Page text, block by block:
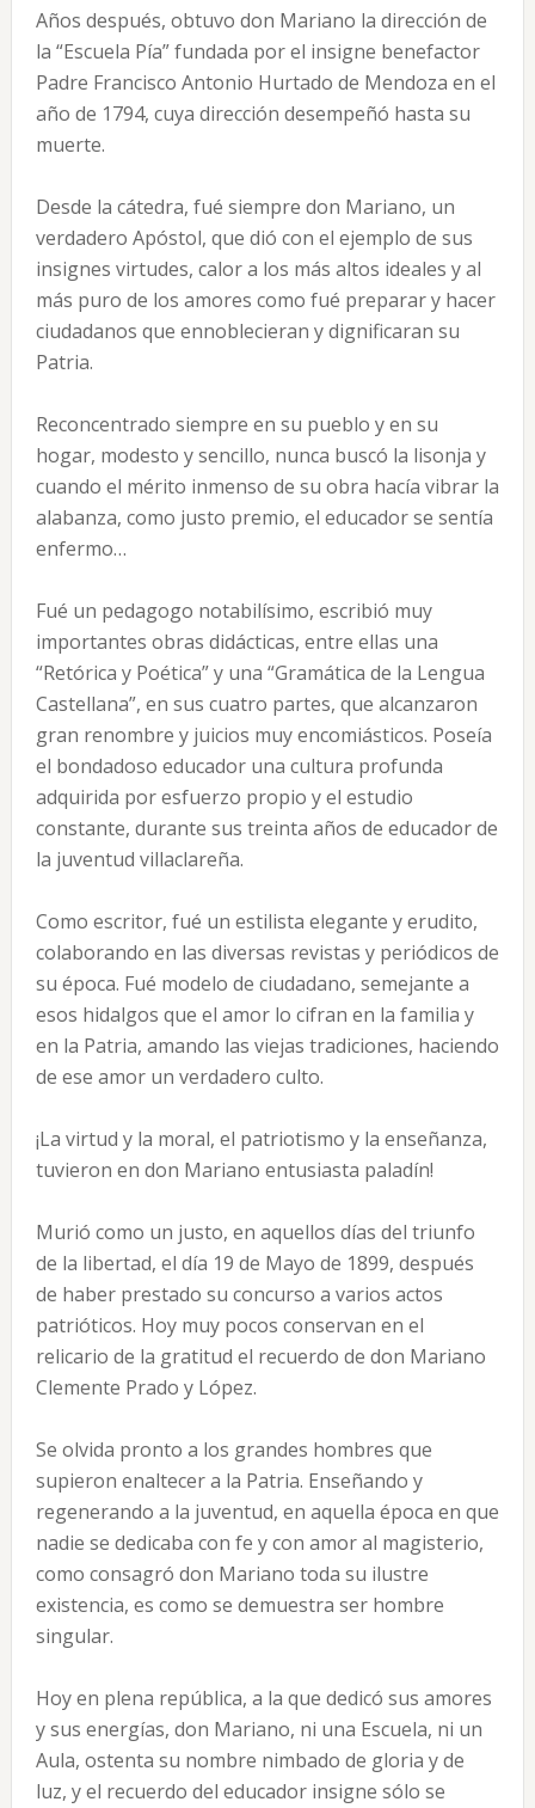
Años después, obtuvo don Mariano la dirección de
la “Escuela Pía” fundada por el insigne benefactor
Padre Francisco Antonio Hurtado de Mendoza en el
año de 1794, cuya dirección desempeñó hasta su
muerte.
Desde la cátedra, fué siempre don Mariano, un
verdadero Apóstol, que dió con el ejemplo de sus
insignes virtudes, calor a los más altos ideales y al
más puro de los amores como fué preparar y hacer
ciudadanos que ennoblecieran y dignificaran su
Patria.
Reconcentrado siempre en su pueblo y en su
hogar, modesto y sencillo, nunca buscó la lisonja y
cuando el mérito inmenso de su obra hacía vibrar la
alabanza, como justo premio, el educador se sentía
enfermo…
Fué un pedagogo notabilísimo, escribió muy
importantes obras didácticas, entre ellas una
“Retórica y Poética” y una “Gramática de la Lengua
Castellana”, en sus cuatro partes, que alcanzaron
gran renombre y juicios muy encomiásticos. Poseía
el bondadoso educador una cultura profunda
adquirida por esfuerzo propio y el estudio
constante, durante sus treinta años de educador de
la juventud villaclareña.
Como escritor, fué un estilista elegante y erudito,
colaborando en las diversas revistas y periódicos de
su época. Fué modelo de ciudadano, semejante a
esos hidalgos que el amor lo cifran en la familia y
en la Patria, amando las viejas tradiciones, haciendo
de ese amor un verdadero culto.
¡La virtud y la moral, el patriotismo y la enseñanza,
tuvieron en don Mariano entusiasta paladín!
Murió como un justo, en aquellos días del triunfo
de la libertad, el día 19 de Mayo de 1899, después
de haber prestado su concurso a varios actos
patrióticos. Hoy muy pocos conservan en el
relicario de la gratitud el recuerdo de don Mariano
Clemente Prado y López.
Se olvida pronto a los grandes hombres que
supieron enaltecer a la Patria. Enseñando y
regenerando a la juventud, en aquella época en que
nadie se dedicaba con fe y con amor al magisterio,
como consagró don Mariano toda su ilustre
existencia, es como se demuestra ser hombre
singular.
Hoy en plena república, a la que dedicó sus amores
y sus energías, don Mariano, ni una Escuela, ni un
Aula, ostenta su nombre nimbado de gloria y de
luz, y el recuerdo del educador insigne sólo se